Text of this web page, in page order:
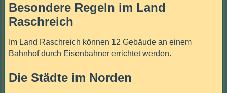
Besondere Regeln im Land
Raschreich
Im Land Raschreich können 12 Gebäude an einem
Bahnhof durch Eisenbahner errichtet werden.
Die Städte im Norden